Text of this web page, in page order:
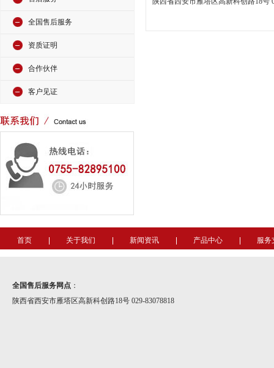
全国售后服务
资质证明
合作伙伴
客户见证
首页 关于我们 新闻资讯 产品中心 服务
全国售后服务网点 ：
陕西省西安市雁塔区高新科创路18号 029-83078818